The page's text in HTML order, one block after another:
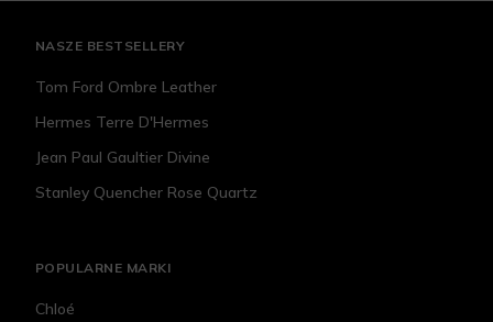
NASZE BESTSELLERY
Tom Ford Ombre Leather
Hermes Terre D'Hermes
Jean Paul Gaultier Divine
Stanley Quencher Rose Quartz
POPULARNE MARKI
Chloé